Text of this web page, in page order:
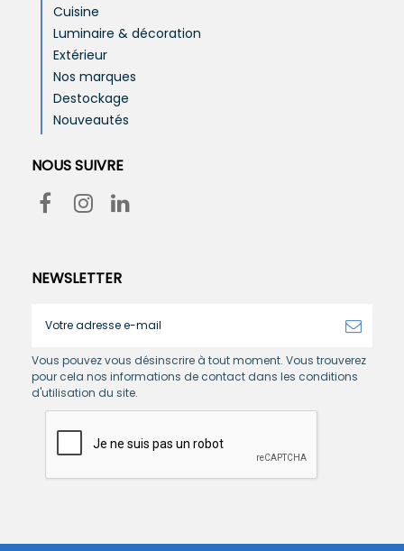
Cuisine
Luminaire & décoration
Extérieur
Nos marques
Destockage
Nouveautés
NOUS SUIVRE
NEWSLETTER
Vous pouvez vous désinscrire à tout moment. Vous trouverez
pour cela nos informations de contact dans les conditions
d'utilisation du site.